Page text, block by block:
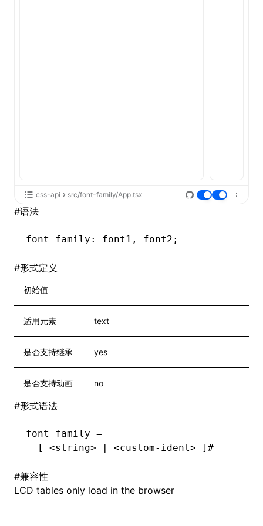
css-api src/font-family/App.tsx
#语法
font-family : font1 , font2;
#形式定义
初始值
适用元素 text
是否支持继承 yes
是否支持动画 no
#形式语法
font-family =
  [ <string> | <custom-ident> ]#
#兼容性
LCD tables only load in the browser